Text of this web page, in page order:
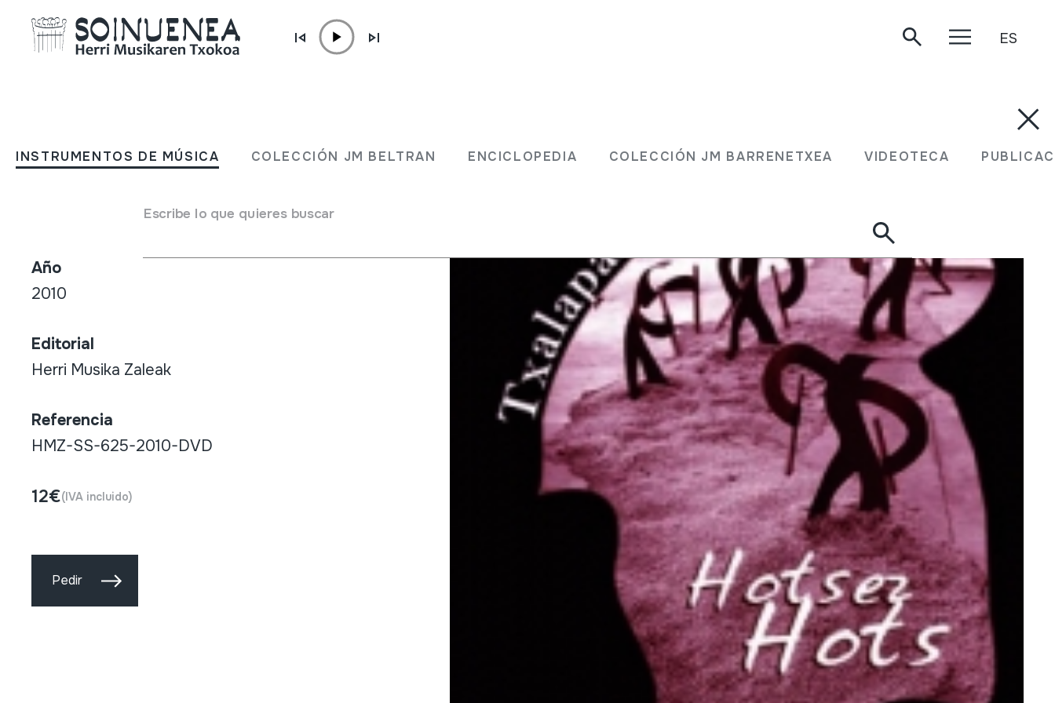
INSTRUMENTOS DE MÚSICA COLECCIÓN JM BELTRAN ENCICLOPEDIA COLECCIÓN JM BARRENETXEA VIDEOTECA
Escribe lo que quieres buscar
ES
23. Txalaparta Festa - DVD
Emaile ezberdinak
Año
2010
Editorial
Herri Musika Zaleak
Referencia
HMZ-SS-625-2010-DVD
12€(IVA incluido)
Pedir